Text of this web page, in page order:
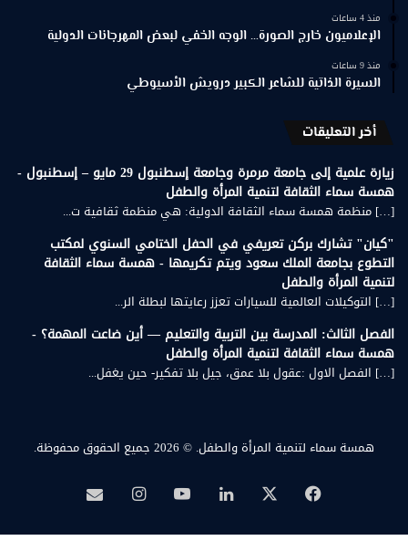
منذ 4 ساعات
الإعلاميون خارج الصورة… الوجه الخفي لبعض المهرجانات الدولية
منذ 9 ساعات
السيرة الذاتية للشاعر الكبير درويش الأسيوطي
أخر التعليقات
زيارة علمية إلى جامعة مرمرة وجامعة إسطنبول 29 مايو – إسطنبول -
همسة سماء الثقافة لتنمية المرأة والطفل
[…] منظمة همسة سماء الثقافة الدولية: هي منظمة ثقافية ت...
"كيان" تشارك بركن تعريفي في الحفل الختامي السنوي لمكتب
التطوع بجامعة الملك سعود ويتم تكريمها - همسة سماء الثقافة
لتنمية المرأة والطفل
[…] التوكيلات العالمية للسيارات تعزز رعايتها لبطلة الر...
الفصل الثالث: المدرسة بين التربية والتعليم — أين ضاعت المهمة؟ -
همسة سماء الثقافة لتنمية المرأة والطفل
[…] الفصل الاول :عقول بلا عمق، جيل بلا تفكير- حين يغفل...
همسة سماء لتنمية المرأة والطفل. © 2026 جميع الحقوق محفوظة.
فيسبوك لينكدإن‫YouTubeانستقرامبريد
همسة